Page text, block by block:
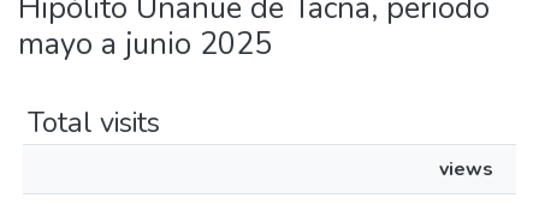
mayo a junio 2025
Total visits
views